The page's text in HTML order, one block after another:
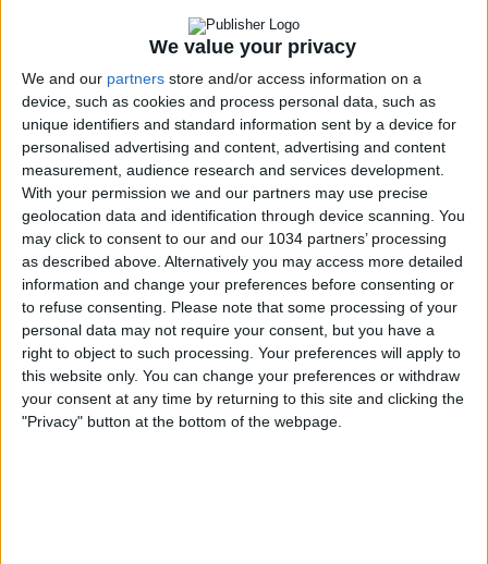
We value your privacy
We and our partners store and/or access information on a
device, such as cookies and process personal data, such as
unique identifiers and standard information sent by a device for
personalised advertising and content, advertising and content
measurement, audience research and services development.
With your permission we and our partners may use precise
geolocation data and identification through device scanning. You
may click to consent to our and our 1034 partners’ processing
as described above. Alternatively you may access more detailed
information and change your preferences before consenting or
to refuse consenting. Please note that some processing of your
personal data may not require your consent, but you have a
right to object to such processing. Your preferences will apply to
this website only. You can change your preferences or withdraw
your consent at any time by returning to this site and clicking the
"Privacy" button at the bottom of the webpage.
Il dietro le quinte degli scatti fotografici delle nuove
maglie delle Nazionali di calcio firmate adidas,
indossate dagli Azzurri e dalle Azzurre. Come
un'opera d'arte scolpita nel marmo, il kit Home si
colora di una texture marmorea che evoca
l'immaginario della tradizione artigianale per